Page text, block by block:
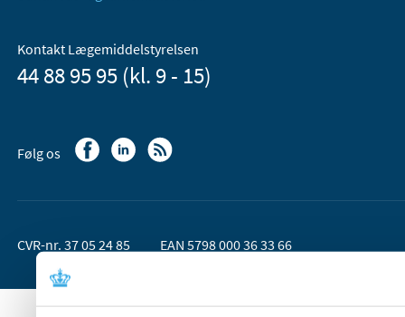
Kontakt Lægemiddelstyrelsen
44 88 95 95 (kl. 9 - 15)
Følg os
CVR-nr. 37 05 24 85 EAN 5798 000 36 33 66